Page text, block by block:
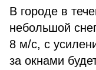
В городе в
небольшой
8 м/с, с
за окнами